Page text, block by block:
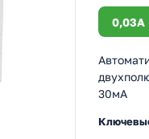
0,03A
30мА